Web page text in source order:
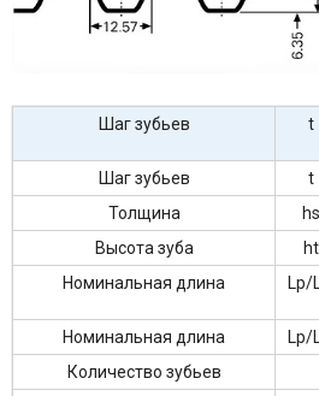
Шаг зубьев t
Шаг зубьев t
Толщина
hs
Высота зуба
ht
Номинальная длина
Lp/
Номинальная длина Lp/
Количество зубьев